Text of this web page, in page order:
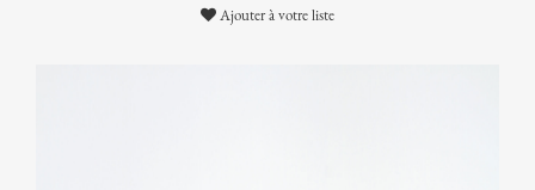
Ajouter à votre liste